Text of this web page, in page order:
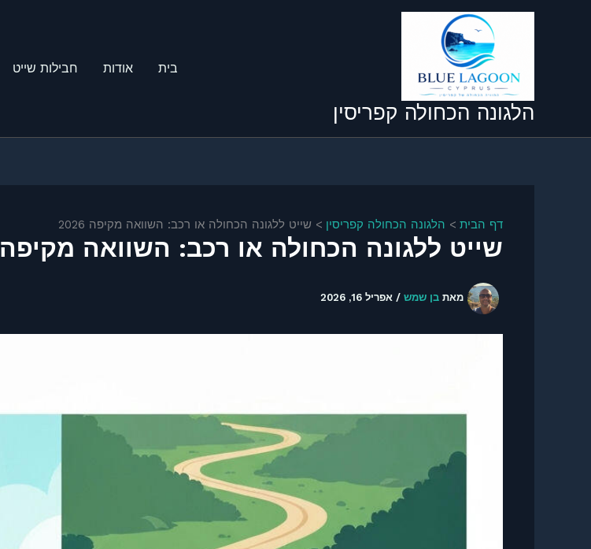
הלגונה הכחולה קפריסין
בית אודות חבילות שייט
דף הבית הלגונה הכחולה קפריסין שייט ללגונה הכחולה או רכב: השוואה מקיפה 2026
שייט ללגונה הכחולה או רכב: השוואה מקיפה 2026
מאת בן שמש / אפריל 16, 2026